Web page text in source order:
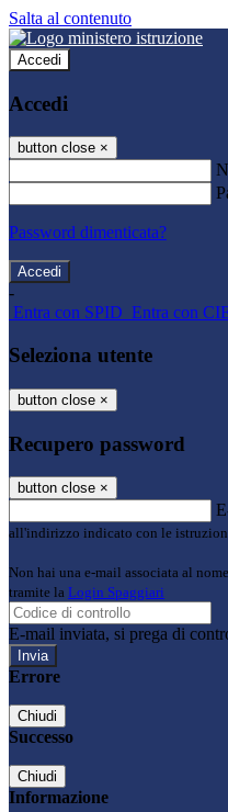
Salta al contenuto
Accedi
Accedi
button close ×
Password dimenticata?
-
Entra con SPID Entra con
Seleziona utente
button close ×
Recupero password
button close ×
all'indirizzo indicato con le
Non hai una e-mail associata al
tramite la Login Spaggiari
E-mail inviata, si prega di
Errore
Chiudi
Successo
Chiudi
Informazione